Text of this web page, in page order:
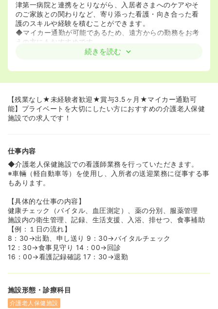
津第一病院と連携をとりながら、入居者さまへのケアやそ
のご家族との関わりなど、寄り添った看護・向き合った看
護のスキルや経験を積むことができます。
◆マイカー通勤が可能であるため、遠方からの勤務をお考
えの方にもおすすめです。
続きを読む
【残業なし★未経験者歓迎★賞与3.5ヶ月★マイカー通勤可
能】プライベートを大切にしたい方におすすめの介護老人保健
施設での求人です！
仕事内容
◆介護老人保健施設での看護師業務を行っていただきます。
※車輛（軽自動車等）を使用し、入所者の送迎業務に従事する事
もあります。
【具体的な仕事の内容】
健康チェック（バイタル、血圧測定）、薬の分別、服薬管理
施設内の衛生管理、記録、生活支援、入浴、排せつ、食事補助
【例：１日の流れ】
8：30→出勤、申し送り 9：30→バイタルチェック
12：30→食事見守り 14：00→回診
16：00→看護記録確認 17：30→退勤
施設形態・診療科目
介護老人保健施設